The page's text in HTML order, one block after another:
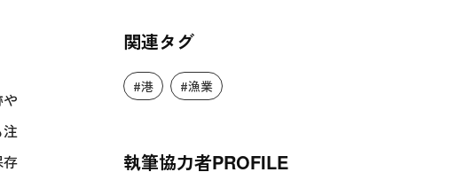
関連タグ
#港 #漁業
執筆協力者PROFILE